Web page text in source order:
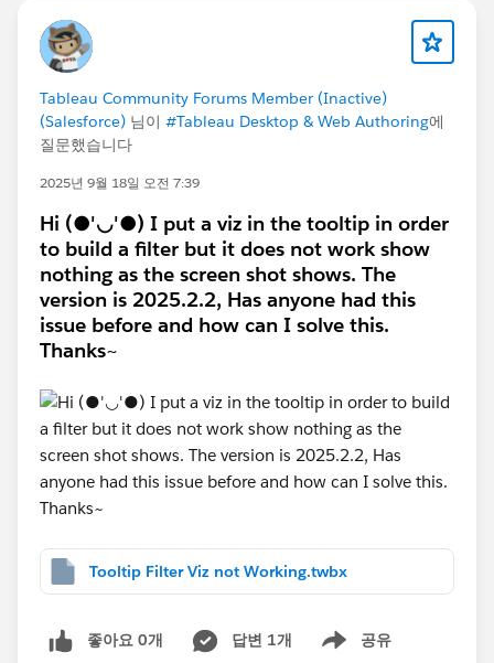
Tableau Community Forums Member (Inactive)
(Salesforce) 님이 #Tableau Desktop & Web Authoring에
질문했습니다
2025년 9월 18일 오전 7:39
Hi (●'◡'●) I put a viz in the tooltip in order
to build a filter but it does not work show
nothing as the screen shot shows.​ The
version is 2025.2.2, Has anyone had this
issue before and how can I solve this.
Thanks~
Tooltip Filter Viz not Working.twbx
좋아요 0개 답변 1개 공유
Show menu